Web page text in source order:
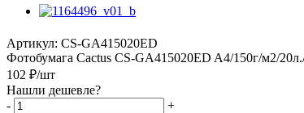
Артикул: CS-GA415020ED
Фотобумага Cactus CS-GA415020ED A4/150г/м2/
102 ₽/шт
Нашли дешевле?
-
+